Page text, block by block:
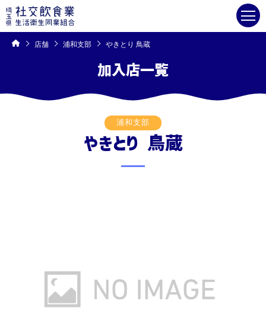
へ
店舗 浦和支部 やきとり 鳥蔵
加入店一覧
浦和支部
やきとり 鳥蔵